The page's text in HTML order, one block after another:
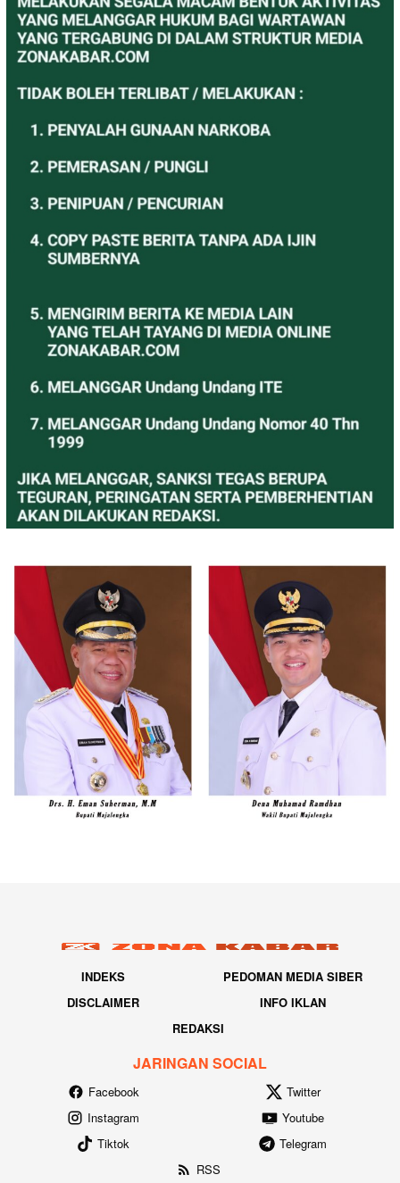
INDEKS
PEDOMAN MEDIA SIBER
DISCLAIMER
INFO IKLAN
REDAKSI
JARINGAN SOCIAL
Facebook
Twitter
Instagram
Youtube
Tiktok
Telegram
RSS